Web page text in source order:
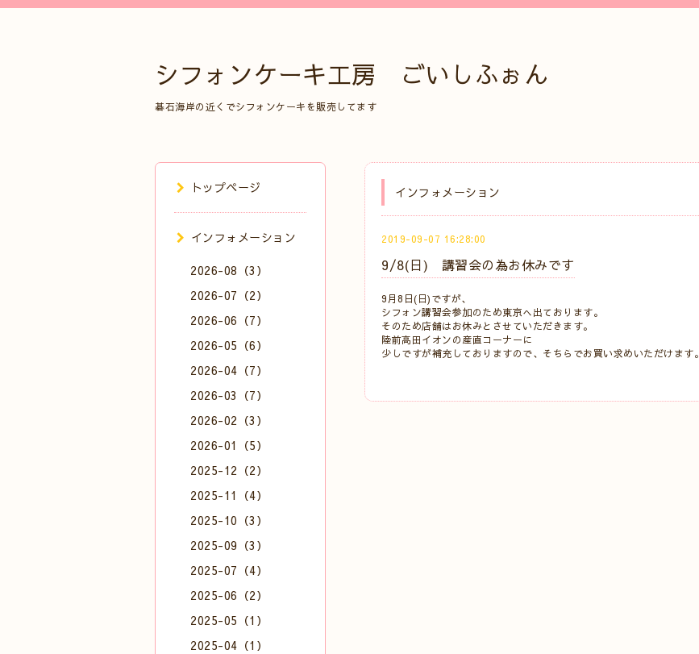
シフォンケーキ工房 ごいしふぉん
碁石海岸の近くでシフォンケーキを販売してます
インフォメーション
2019-09-07 16:28:00
9/8(日) 講習会の為お休みです
9月8日(日)ですが、
シフォン講習会参加のため東京へ出ております。
そのため店舗はお休みとさせていただきます。
陸前高田イオンの産直コーナーに
少しですが補充しておりますので、そちらでお買い求めいただけます。
トップページ
インフォメーション
2026-08（3）
2026-07（2）
2026-06（7）
2026-05（6）
2026-04（7）
2026-03（7）
2026-02（3）
2026-01（5）
2025-12（2）
2025-11（4）
2025-10（3）
2025-09（3）
2025-07（4）
2025-06（2）
2025-05（1）
2025-04（1）